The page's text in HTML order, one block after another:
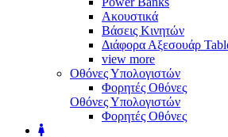
Ακουστικά
Βάσεις Κινητών
Διάφορα Αξεσουάρ
view more
Οθόνες Υπολογιστών
Φορητές Οθόνες
Οθόνες Υπολογιστών
Φορητές Οθόνες